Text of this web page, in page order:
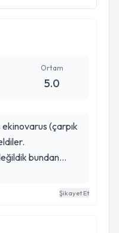
Ortam
5.0
bundan
de başladı
Şikayet Et